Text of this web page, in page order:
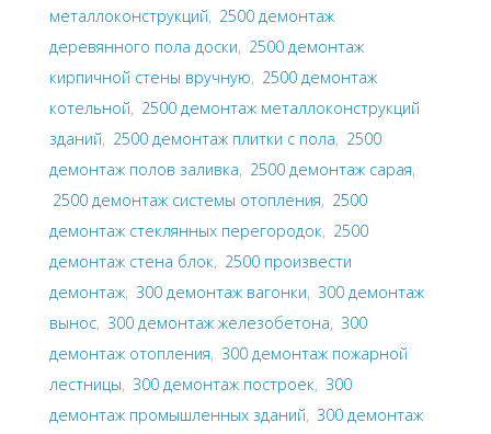
металлоконструкций, 2500 демонтаж
деревянного пола доски, 2500 демонтаж
кирпичной стены вручную, 2500 демонтаж
котельной, 2500 демонтаж металлоконструкций
зданий, 2500 демонтаж плитки с пола, 2500
демонтаж полов заливка, 2500 демонтаж сарая,
2500 демонтаж системы отопления, 2500
демонтаж стеклянных перегородок, 2500
демонтаж стена блок, 2500 произвести
демонтаж, 300 демонтаж вагонки, 300 демонтаж
вынос, 300 демонтаж железобетона, 300
демонтаж отопления, 300 демонтаж пожарной
лестницы, 300 демонтаж построек, 300
демонтаж промышленных зданий, 300 демонтаж